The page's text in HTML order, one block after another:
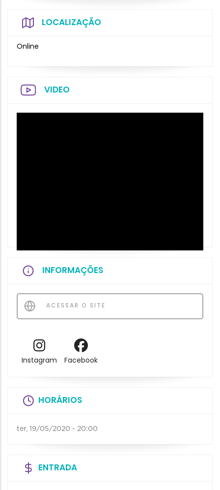
LOCALIZAÇÃO
Online
VIDEO
INFORMAÇÕES
ACESSAR O SITE
Instagram Facebook
HORÁRIOS
ter, 19/05/2020 - 20:00
ENTRADA